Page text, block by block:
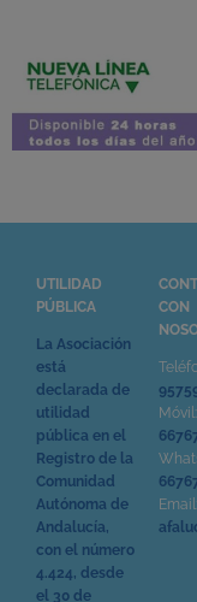
UTILIDAD
PÚBLICA
La Asociación
está
declarada de
utilidad
pública en el
Registro de la
Comunidad
Autónoma de
Andalucía,
con el número
4.424, desde
el 30 de
CON
Móvil:
Email: